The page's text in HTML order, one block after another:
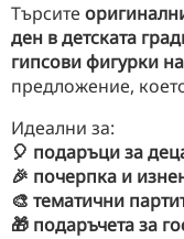
Търсите
ден в детската
гипсови фигурки
предложение,
Идеални за:
🎈 подаръци за
🎉 почерпка и
🎨 тематични
🎁 подаръчета за